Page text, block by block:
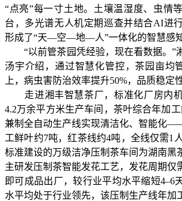
“点亮”每一寸土地。土壤温湿度、虫情
台，多光谱无人机定期巡查并结合AI进
形成了“天—空—地—人”一体化的智慧感知
“以前管茶园凭经验，现在看数据。”
汤宇介绍，通过智慧化管控，茶园亩均
上，病虫害防治效率提升50%，品质稳定
走进湘丰智慧茶厂，标准化厂房内机
4.2万余平方米生产车间，茶叶综合年加
兼制全自动生产线实现清洁化、智能化
工鲜叶约7吨，红茶线约4吨，全线仅需1
标准建设的万级洁净压制茶车间为湖南黑
主研发压制茶智能发花工艺，发花周期仅
即可成品出厂，较行业平均水平缩短4–6
水平均处于行业领先，该压制生产线年加